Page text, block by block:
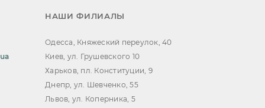
НАШИ ФИЛИАЛЫ
Одесса, Княжеский переулок, 40
Киев, ул. Грушевского 10
Харьков, пл. Конституции, 9
Днепр, ул. Шевченко, 55
Львов, ул. Коперника, 5